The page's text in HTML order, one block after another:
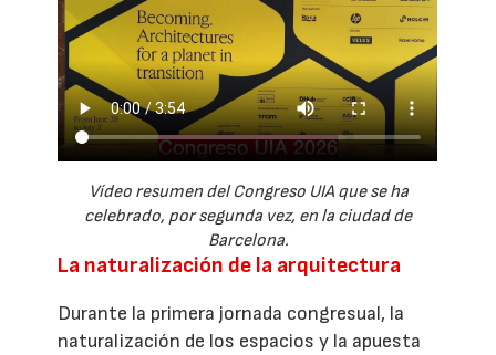
Vídeo resumen del Congreso UIA que se ha
celebrado, por segunda vez, en la ciudad de
Barcelona.
La naturalización de la arquitectura
Durante la primera jornada congresual, la
naturalización de los espacios y la apuesta